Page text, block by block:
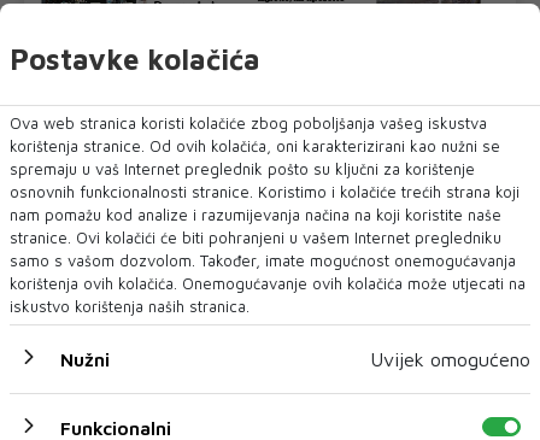
U novom broju pročitajte
Vijesti iz svijeta
Postavke kolačića
Ova web stranica koristi kolačiće zbog poboljšanja vašeg iskustva
korištenja stranice. Od ovih kolačića, oni karakterizirani kao nužni se
spremaju u vaš Internet preglednik pošto su ključni za korištenje
osnovnih funkcionalnosti stranice. Koristimo i kolačiće trećih strana koji
nam pomažu kod analize i razumijevanja načina na koji koristite naše
stranice. Ovi kolačići će biti pohranjeni u vašem Internet pregledniku
samo s vašom dozvolom. Također, imate mogućnost onemogućavanja
korištenja ovih kolačića. Onemogućavanje ovih kolačića može utjecati na
iskustvo korištenja naših stranica.
Nužni Uvijek omogućeno
Funkcionalni